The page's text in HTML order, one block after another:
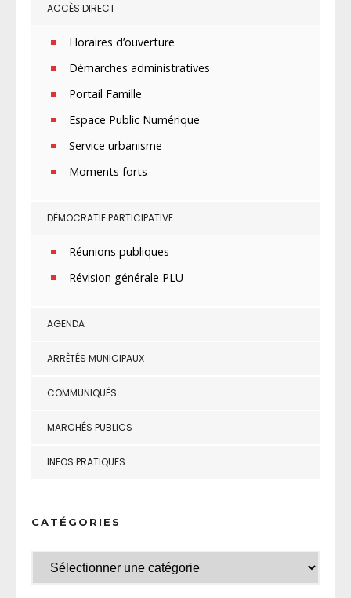
ACCÈS DIRECT
Horaires d’ouverture
Démarches administratives
Portail Famille
Espace Public Numérique
Service urbanisme
Moments forts
DÉMOCRATIE PARTICIPATIVE
Réunions publiques
Révision générale PLU
AGENDA
ARRÊTÉS MUNICIPAUX
COMMUNIQUÉS
MARCHÉS PUBLICS
INFOS PRATIQUES
CATÉGORIES